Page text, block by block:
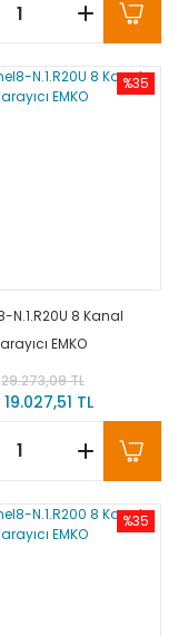
%35
N.1.R20U 8 Kanal
EMKO
29.273,09 TL
19.027,51 TL
%35